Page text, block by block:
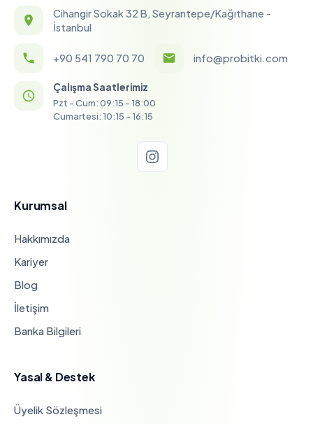
Cihangir Sokak 32 B, Seyrantepe/Kağıthane -
İstanbul
+90 541 790 70 70 info@probitki.com
Çalışma Saatlerimiz
Pzt - Cum: 09:15 - 18:00
Cumartesi: 10:15 - 16:15
Kurumsal
Hakkımızda
Kariyer
Blog
İletişim
Banka Bilgileri
Yasal & Destek
Üyelik Sözleşmesi